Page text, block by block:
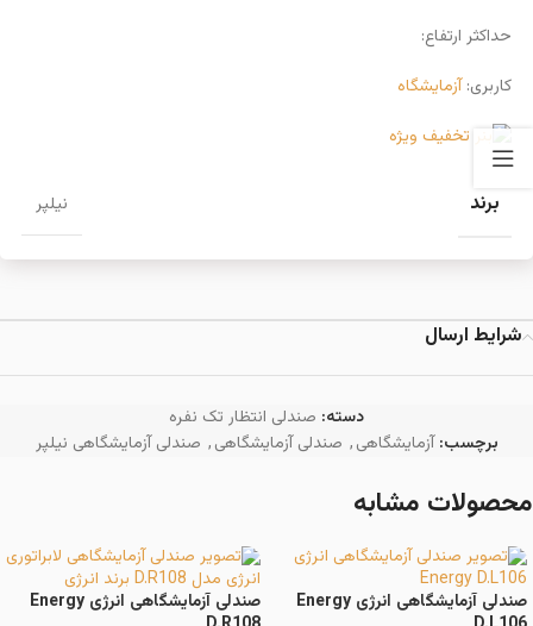
حداکثر ارتفاع:
کاربری:آزمایشگاه
برند نیلپر
شرایط ارسال
دسته: صندلی انتظار تک نفره
برچسب: آزمایشگاهی, صندلی آزمایشگاهی, صندلی آزمایشگاهی نیلپر
محصولات مشابه
صندلی آزمایشگاهی انرژی Energy
صندلی آزمایشگاهی انرژی Energy